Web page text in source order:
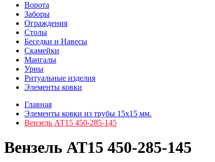
Ворота
Заборы
Ограждения
Столы
Беседки и Навесы
Скамейки
Мангалы
Урны
Ритуальные изделия
Элементы ковки
Главная
Элементы ковки из трубы 15х15 мм.
Вензель АТ15 450-285-145
Вензель АТ15 450-285-145